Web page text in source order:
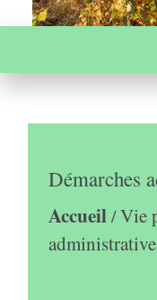
Démarches
Accueil/Vie